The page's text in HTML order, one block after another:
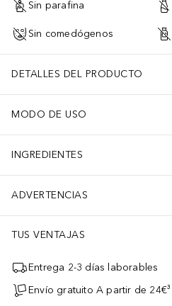
Sin parafina
Sin comedógenos
DETALLES DEL PRODUCTO
MODO DE USO
INGREDIENTES
ADVERTENCIAS
TUS VENTAJAS
Entrega 2-3 días laborables
Envío gratuito A partir de 24€³